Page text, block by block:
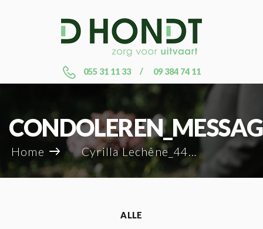
055 31 11 33 09 384 74 11
Home Cyrilla Lechêne_44928
ALLE